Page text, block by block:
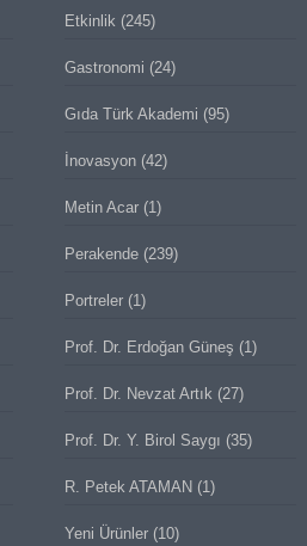
Etkinlik (245)
Gastronomi (24)
Gıda Türk Akademi (95)
İnovasyon (42)
Metin Acar (1)
Perakende (239)
Portreler (1)
Prof. Dr. Erdoğan Güneş (1)
Prof. Dr. Nevzat Artık (27)
Prof. Dr. Y. Birol Saygı (35)
R. Petek ATAMAN (1)
Yeni Ürünler (10)